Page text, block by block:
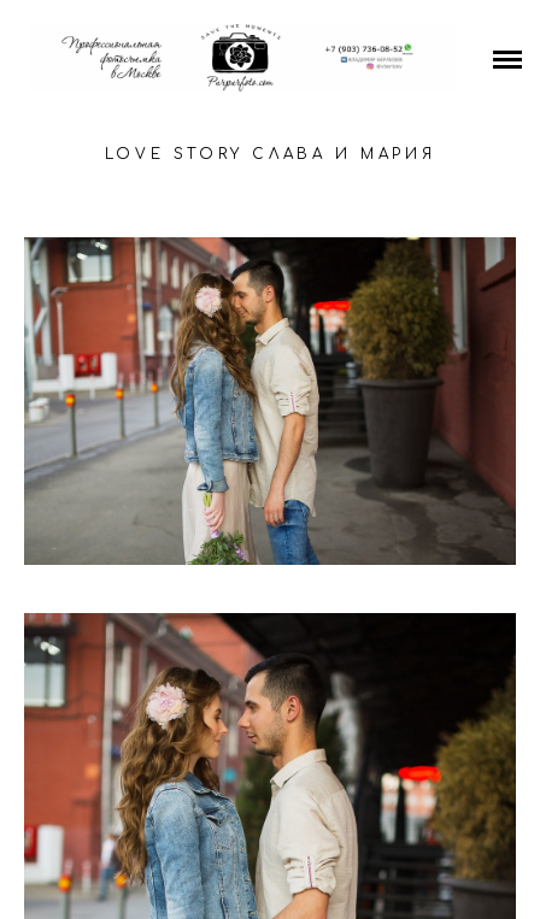
Свадьбы
Для магазинов и бизнеса
Видео
Цены
LOVE STORY СЛАВА И МАРИЯ